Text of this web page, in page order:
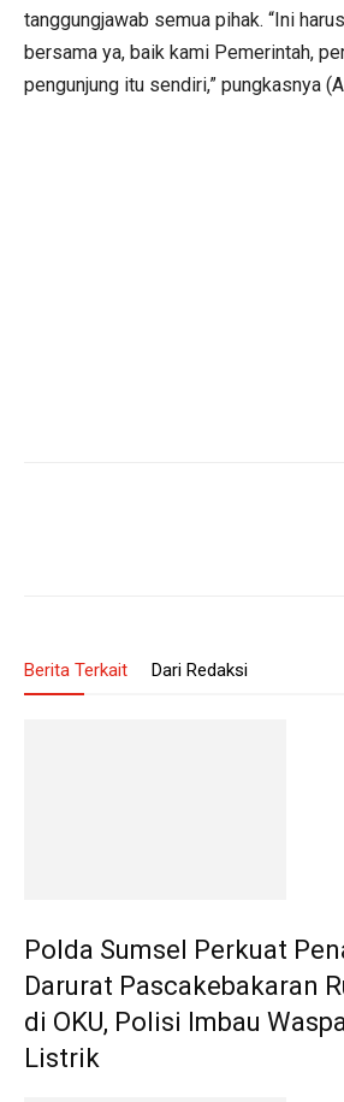
tanggungjawab semua pihak. “Ini
bersama ya, baik kami Pemerintah,
pengunjung itu sendiri,” pungkasnya
Berita Terkait Dari Redaksi
Polda Sumsel Perkuat
Darurat Pascakebakaran
di OKU, Polisi Imbau
Listrik